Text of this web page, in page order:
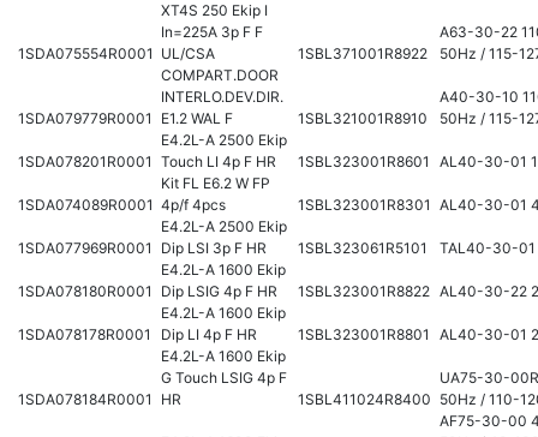
1SDA075554R0001
XT4S 250 Ekip I
In=225A 3p F F
UL/CSA
1SBL371001R8922
A63-30-22
50Hz / 115-
1SDA079779R0001
COMPART.DOOR
INTERLO.DEV.DIR.
E1.2 WAL F
1SBL321001R8910
A40-30-10
50Hz / 115-
1SDA078201R0001
E4.2L-A 2500 Ekip
Touch LI 4p F HR
1SBL323001R8601 AL40-30-01
1SDA074089R0001
Kit FL E6.2 W FP
4p/f 4pcs
1SBL323001R8301 AL40-30-01
1SDA077969R0001
E4.2L-A 2500 Ekip
Dip LSI 3p F HR
1SBL323061R5101 TAL40-30-01
1SDA078180R0001
E4.2L-A 1600 Ekip
Dip LSIG 4p F HR
1SBL323001R8822 AL40-30-22
1SDA078178R0001
E4.2L-A 1600 Ekip
Dip LI 4p F HR
1SBL323001R8801 AL40-30-01
1SDA078184R0001
E4.2L-A 1600 Ekip
G Touch LSIG 4p F
HR
1SBL411024R8400
UA75-30-
50Hz / 110-
AF75-30-00